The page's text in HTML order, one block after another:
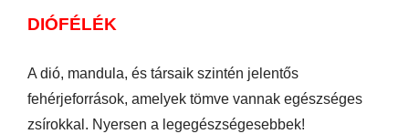
DIÓFÉLÉK
A dió, mandula, és társaik szintén jelentős
fehérjeforrások, amelyek tömve vannak egészséges
zsírokkal. Nyersen a legegészségesebbek!